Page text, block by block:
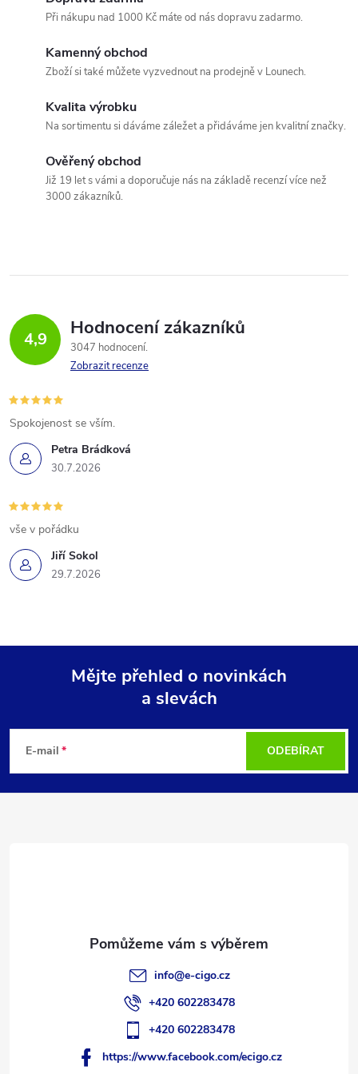
Při nákupu nad 1000 Kč máte od nás dopravu zadarmo.
Kamenný obchod
Zboží si také můžete vyzvednout na prodejně v Lounech.
Kvalita výrobku
Na sortimentu si dáváme záležet a přidáváme jen kvalitní značky.
Ověřený obchod
Již 19 let s vámi a doporučuje nás na základě recenzí více než
3000 zákazníků.
4,9 Hodnocení zákazníků
3047 hodnocení
Zobrazit recenze
Petra Brádková
30.7.2026
Spokojenost se vším.
Jiří Sokol
29.7.2026
vše v pořádku
p
Mějte přehled o novinkách
a slevách
E-mail ODEBÍRAT
info@e-cigo.cz
+420 602283478
+420 602283478
https://www.facebook.com/ecigo.cz